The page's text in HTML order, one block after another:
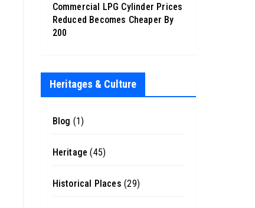
Commercial LPG Cylinder Prices
Reduced Becomes Cheaper By
200
Heritages & Culture
Blog (1)
Heritage (45)
Historical Places (29)